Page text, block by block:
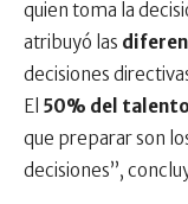
quien toma la
atribuyó las
decisiones
El 50% del
que preparar son
decisiones”,